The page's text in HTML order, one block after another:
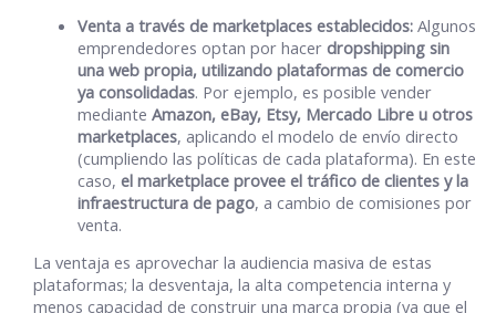
Venta a través de marketplaces establecidos: Algunos
emprendedores optan por hacerdropshipping sin
una web propia, utilizando plataformas de comercio
ya consolidadas. Por ejemplo, es posible vender
medianteAmazon, eBay, Etsy, Mercado Libre u otros
marketplaces, aplicando el modelo de envío directo
(cumpliendo las políticas de cada plataforma). En este
caso, el marketplace provee el tráfico de clientes y la
infraestructura de pago, a cambio de comisiones por
venta.
La ventaja es aprovechar la audiencia masiva de estas
plataformas; la desventaja, la alta competencia interna y
menos capacidad de construir una marca propia (ya que el